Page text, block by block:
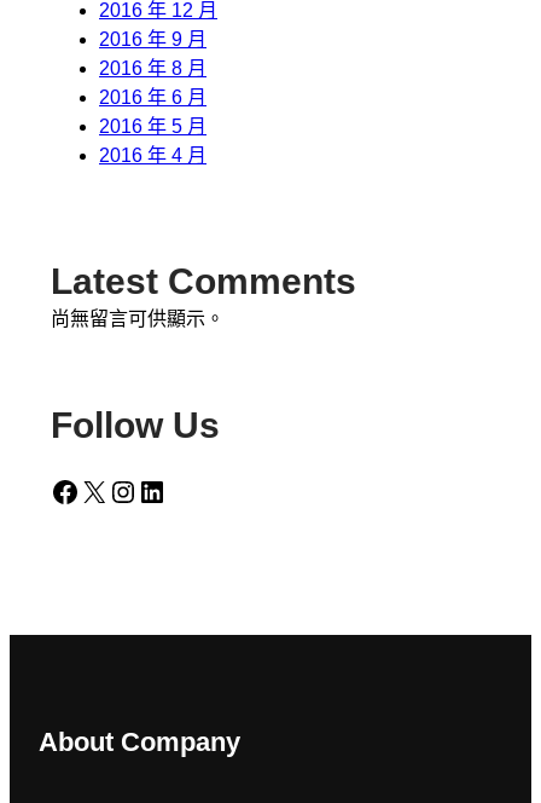
2016 年 12 月
2016 年 9 月
2016 年 8 月
2016 年 6 月
2016 年 5 月
2016 年 4 月
Latest Comments
尚無留言可供顯示。
Follow Us
Facebook X Instagram LinkedIn
About Company